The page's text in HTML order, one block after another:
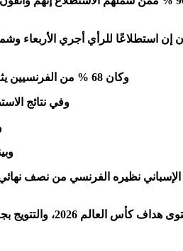
وكان 68 % من الفرنسيين يثقون في تتويج بلادهم، وذلك قبل مواجهة باراغواي، لكن تلك النسبة ارتفعت إلى 73 % بين مشجعي كرة القدم في فرنسا، بعد الفوز على باراغواي (1 ـ 0).
وفي نتائج